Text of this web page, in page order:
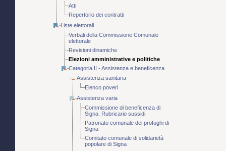
Atti
Repertorio dei contratti
Liste elettorali
Verbali della Commissione Comunale
elettorale
Revisioni dinamiche
Elezioni amministrative e politiche
Categoria II - Assistenza e beneficenza
Assistenza sanitaria
Elenco poveri
Assistenza varia
Commissione di beneficenza di
Signa. Rubricario sussidi
Patronato comunale dei profughi di
Signa
Comitato comunale di solidarietà
popolare di Signa